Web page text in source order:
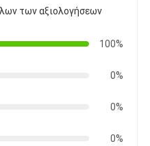
των αξιολογήσεων
100%
0%
0%
0%